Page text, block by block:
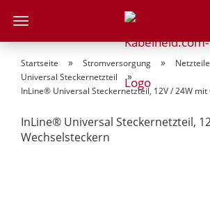
Startseite » Stromversorgung » Netzteile
Universal Steckernetzteil »
InLine® Universal Steckernetzteil, 12V / 24W
InLine® Universal Steckernetzteil,
Wechselsteckern